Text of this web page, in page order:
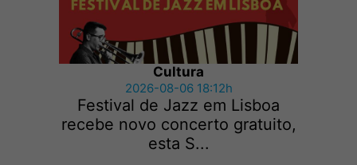
Cultura
2026-08-06 18:12h
Festival de Jazz em Lisboa
recebe novo concerto gratuito,
esta S...